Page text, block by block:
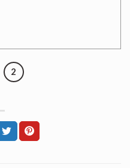
2